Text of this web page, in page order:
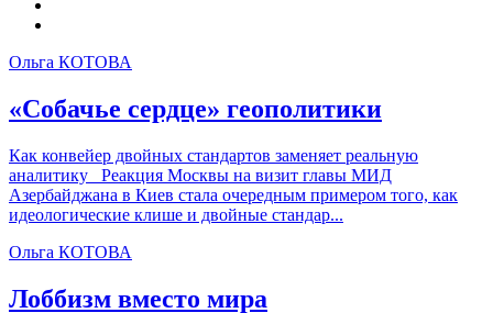
Ольга КОТОВА
«Собачье сердце» геополитики
Как конвейер двойных стандартов заменяет реальную
аналитику Реакция Москвы на визит главы МИД
Азербайджана в Киев стала очередным примером того, как
идеологические клише и двойные стандар...
Ольга КОТОВА
Лоббизм вместо мира